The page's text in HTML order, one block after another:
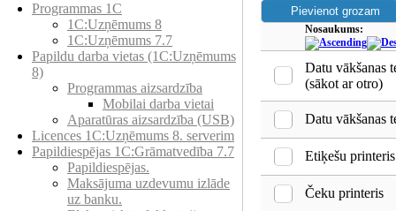
Programmas 1C
1C:Uzņēmums 8
1C:Uzņēmums 7.7
Papildu darba vietas (1C:Uzņēmums
8)
Programmas aizsardzība
Mobilai darba vietai
Aparatūras aizsardzība (USB)
Licences 1C:Uzņēmums 8. serverim
Papildiespējas 1C:Grāmatvedība 7.7
Papildiespējas.
Maksājuma uzdevumu izlāde
uz banku.
Nosaukums:
Datu vākšanas
(sākot ar otro)
Datu vākšanas
Etiķešu printeris
Čeku printeris